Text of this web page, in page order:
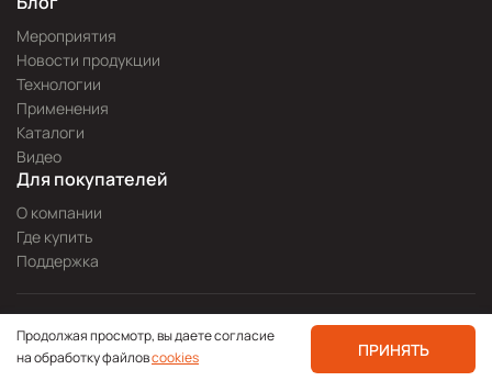
Мероприятия
Новости продукции
Технологии
Применения
Каталоги
Видео
Для покупателей
О компании
Где купить
Поддержка
Политика конфиденциальности
© 2000—2026 icpdas.ru
Pitch
Продолжая просмотр, вы даете согласие
на обработку файловcookies ПРИНЯТЬ